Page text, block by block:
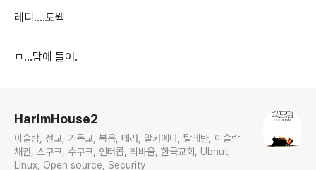
레디....토웩
ㅁ...맘에 들어.
HarimHouse2
이슬람, 선교, 기독교, 복음, 테러, 알카에다, 탈레반, 이슬람
채권, 스쿠크, 수쿠크, 인터콥, 최바울, 한국교회, Ubnut,
Linux, Open source, Security